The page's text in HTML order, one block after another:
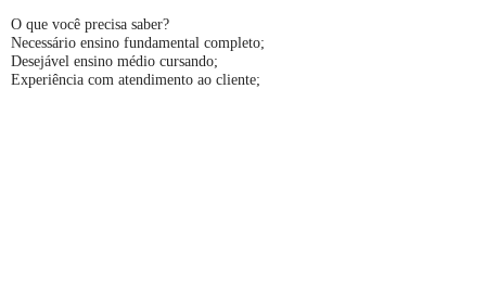
O que você precisa saber?
Necessário ensino fundamental completo;
Desejável ensino médio cursando;
Experiência com atendimento ao cliente;